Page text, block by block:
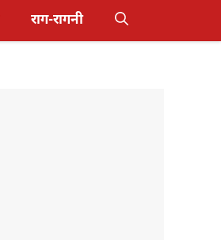
राग-रागनी